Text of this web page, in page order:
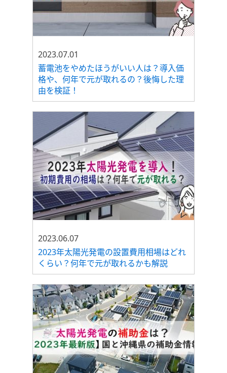
2023.07.01
蓄電池をやめたほうがいい人は？導入価
格や、何年で元が取れるの？後悔した理
由を検証！
2023.06.07
2023年太陽光発電の設置費用相場はどれ
くらい？何年で元が取れるかも解説